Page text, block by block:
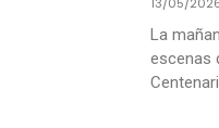
La
escenas